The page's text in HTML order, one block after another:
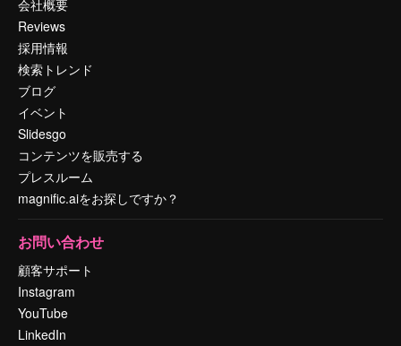
会社概要
Reviews
採用情報
検索トレンド
ブログ
イベント
Slidesgo
コンテンツを販売する
プレスルーム
magnific.aiをお探しですか？
お問い合わせ
顧客サポート
Instagram
YouTube
LinkedIn